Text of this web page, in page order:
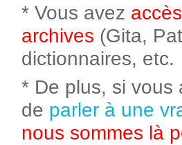
* Vous avez
archives (Gita,
dictionnaires, etc.
* De plus, si vous
de parler à une
nous sommes là